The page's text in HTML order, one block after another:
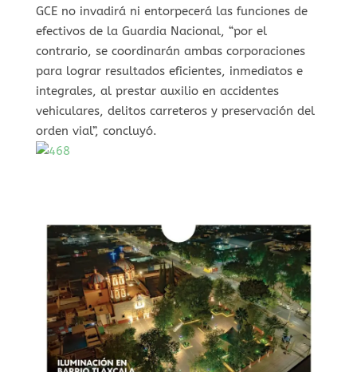
GCE no invadirá ni entorpecerá las funciones de
efectivos de la Guardia Nacional, “por el
contrario, se coordinarán ambas corporaciones
para lograr resultados eficientes, inmediatos e
integrales, al prestar auxilio en accidentes
vehiculares, delitos carreteros y preservación del
orden vial”, concluyó.